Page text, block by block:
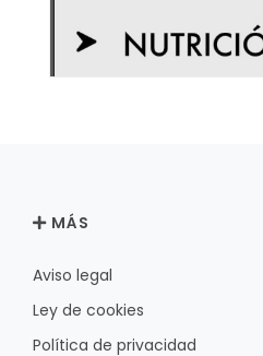
MÁS
Aviso legal
Ley de cookies
Política de privacidad